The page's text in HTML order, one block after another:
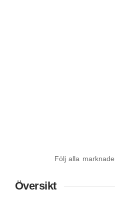
Följ alla
Översikt